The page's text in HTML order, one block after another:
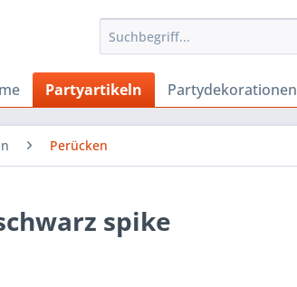
Partyartikeln Partydekorationen
Perücken
spike